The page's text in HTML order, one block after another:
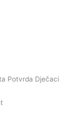
Potvrda Dječaci